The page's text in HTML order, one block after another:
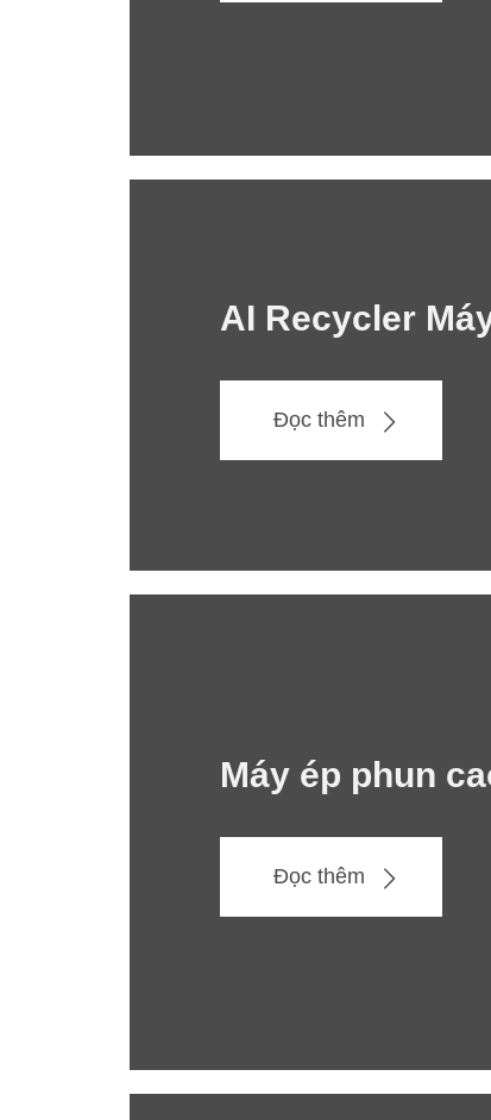
AI Recycler
Đọc thêm
Máy ép phun
Đọc thêm